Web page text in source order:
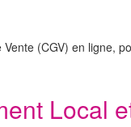
(CGV) en ligne,
Local